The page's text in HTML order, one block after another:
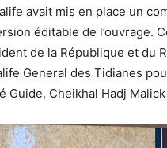
avait mis en place un
éditable de l’ouvrage.
de la République et du
General des Tidianes
Guide, Cheikhal Hadj Malick